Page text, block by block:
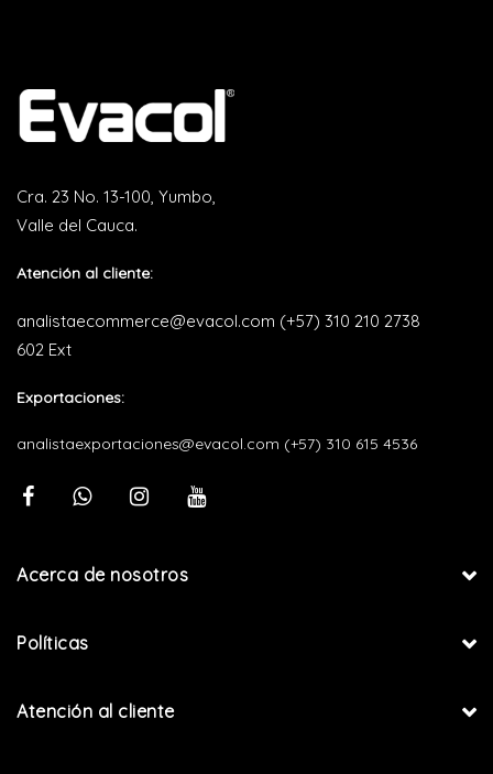
Cra. 23 No. 13-100, Yumbo,
Valle del Cauca.
Atención al cliente:
analistaecommerce@evacol.com (+57) 310 210 2738
602 Ext
Exportaciones:
analistaexportaciones@evacol.com (+57) 310 615 4536
Acerca de nosotros
Políticas
Atención al cliente